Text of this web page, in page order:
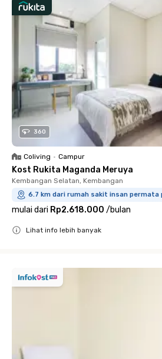
360
Coliving • Campur
Kost Rukita Maganda Meruya
Kembangan Selatan, Kembangan
6.7 km dari rumah sakit insan permata
mulai dari Rp2.618.000 /bulan
Lihat info lebih banyak